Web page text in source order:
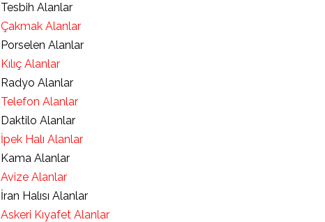
Tesbih Alanlar
Çakmak Alanlar
Porselen Alanlar
Kılıç Alanlar
Radyo Alanlar
Telefon Alanlar
Daktilo Alanlar
İpek Halı Alanlar
Kama Alanlar
Avize Alanlar
İran Halısı Alanlar
Askeri Kıyafet Alanlar